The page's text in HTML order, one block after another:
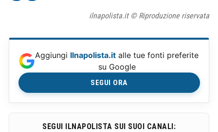
ilnapolista.it © Riproduzione riservata
Aggiungi Ilnapolista.it alle tue fonti preferite
su Google
SEGUI ORA
SEGUI ILNAPOLISTA SUI SUOI CANALI: